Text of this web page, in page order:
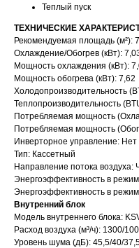
Теплый пуск
ТЕХНИЧЕСКИЕ
Рекомендуемая площадь (м²):
Охлаждение/Обогрев (кВт):
Мощность охлаждения (кВт):
Мощность обогрева (кВт): 7,62
Холодопроизводительность
Теплопроизводительность
Потребляемая мощность
Потребляемая мощность
Инверторное управление: Нет
Тип: Кассетный
Направление потока воздуха:
Энергоэффективность в
Энергоэффективность в
Внутренний блок
Модель внутреннего блока:
Расход воздуха (м³/ч): 1300/
Уровень шума (дБ): 45,5/40/